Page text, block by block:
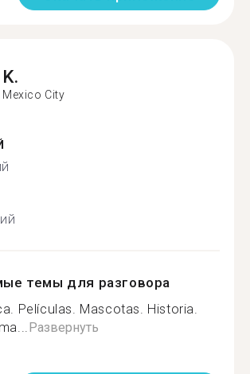
K.
Mexico City
темы для разговора
Películas. Mascotas. Historia.
Развернуть